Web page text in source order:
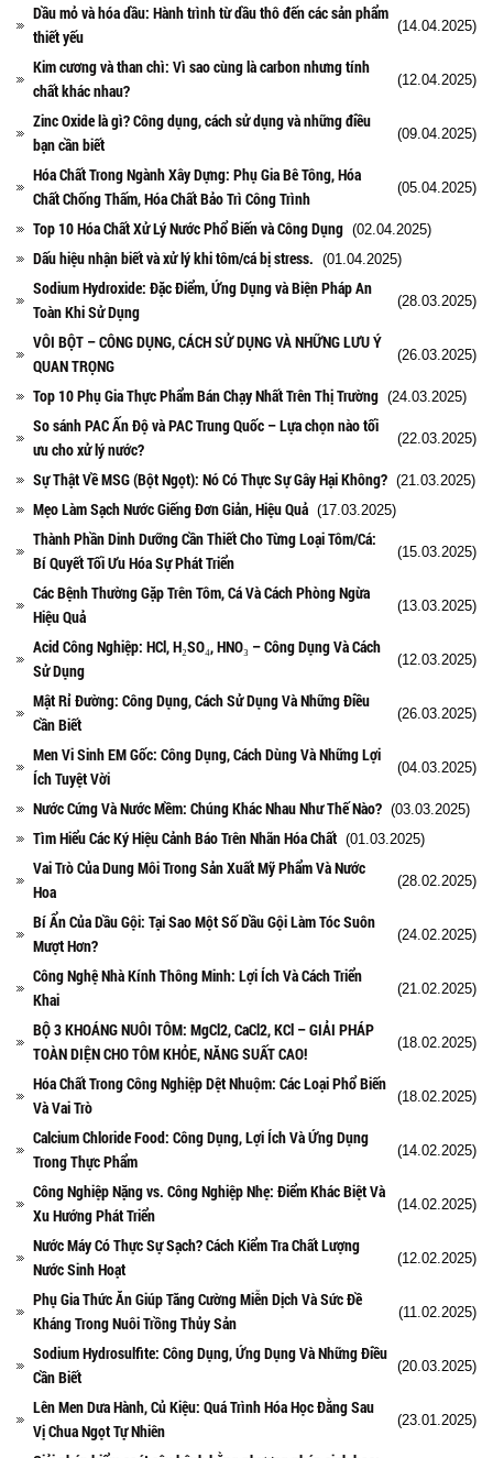
Dầu mỏ và hóa dầu: Hành trình từ dầu thô đến các sản phẩm
thiết yếu
(14.04.2025)
Kim cương và than chì: Vì sao cùng là carbon nhưng tính
chất khác nhau?
(12.04.2025)
Zinc Oxide là gì? Công dụng, cách sử dụng và những điều
bạn cần biết
(09.04.2025)
Hóa Chất Trong Ngành Xây Dựng: Phụ Gia Bê Tông, Hóa
Chất Chống Thấm, Hóa Chất Bảo Trì Công Trình
(05.04.2025)
Top 10 Hóa Chất Xử Lý Nước Phổ Biến và Công Dụng (02.04.2025)
Dấu hiệu nhận biết và xử lý khi tôm/cá bị stress. (01.04.2025)
Sodium Hydroxide: Đặc Điểm, Ứng Dụng và Biện Pháp An
Toàn Khi Sử Dụng
(28.03.2025)
VÔI BỘT – CÔNG DỤNG, CÁCH SỬ DỤNG VÀ NHỮNG LƯU Ý
QUAN TRỌNG
(26.03.2025)
Top 10 Phụ Gia Thực Phẩm Bán Chạy Nhất Trên Thị Trường (24.03.2025)
So sánh PAC Ấn Độ và PAC Trung Quốc – Lựa chọn nào tối
ưu cho xử lý nước?
(22.03.2025)
Sự Thật Về MSG (Bột Ngọt): Nó Có Thực Sự Gây Hại Không? (21.03.2025)
Mẹo Làm Sạch Nước Giếng Đơn Giản, Hiệu Quả (17.03.2025)
Thành Phần Dinh Dưỡng Cần Thiết Cho Từng Loại Tôm/Cá:
Bí Quyết Tối Ưu Hóa Sự Phát Triển
(15.03.2025)
Các Bệnh Thường Gặp Trên Tôm, Cá Và Cách Phòng Ngừa
Hiệu Quả
(13.03.2025)
Acid Công Nghiệp: HCl, H₂SO₄, HNO₃ – Công Dụng Và Cách
Sử Dụng
(12.03.2025)
Mật Rỉ Đường: Công Dụng, Cách Sử Dụng Và Những Điều
Cần Biết
(26.03.2025)
Men Vi Sinh EM Gốc: Công Dụng, Cách Dùng Và Những Lợi
Ích Tuyệt Vời
(04.03.2025)
Nước Cứng Và Nước Mềm: Chúng Khác Nhau Như Thế Nào? (03.03.2025)
Tìm Hiểu Các Ký Hiệu Cảnh Báo Trên Nhãn Hóa Chất (01.03.2025)
Vai Trò Của Dung Môi Trong Sản Xuất Mỹ Phẩm Và Nước
Hoa
(28.02.2025)
Bí Ẩn Của Dầu Gội: Tại Sao Một Số Dầu Gội Làm Tóc Suôn
Mượt Hơn?
(24.02.2025)
Công Nghệ Nhà Kính Thông Minh: Lợi Ích Và Cách Triển
Khai
(21.02.2025)
BỘ 3 KHOÁNG NUÔI TÔM: MgCl2, CaCl2, KCl – GIẢI PHÁP
TOÀN DIỆN CHO TÔM KHỎE, NĂNG SUẤT CAO!
(18.02.2025)
Hóa Chất Trong Công Nghiệp Dệt Nhuộm: Các Loại Phổ Biến
Và Vai Trò
(18.02.2025)
Calcium Chloride Food: Công Dụng, Lợi Ích Và Ứng Dụng
Trong Thực Phẩm
(14.02.2025)
Công Nghiệp Nặng vs. Công Nghiệp Nhẹ: Điểm Khác Biệt Và
Xu Hướng Phát Triển
(14.02.2025)
Nước Máy Có Thực Sự Sạch? Cách Kiểm Tra Chất Lượng
Nước Sinh Hoạt
(12.02.2025)
Phụ Gia Thức Ăn Giúp Tăng Cường Miễn Dịch Và Sức Đề
Kháng Trong Nuôi Trồng Thủy Sản
(11.02.2025)
Sodium Hydrosulfite: Công Dụng, Ứng Dụng Và Những Điều
Cần Biết
(20.03.2025)
Lên Men Dưa Hành, Củ Kiệu: Quá Trình Hóa Học Đằng Sau
Vị Chua Ngọt Tự Nhiên
(23.01.2025)